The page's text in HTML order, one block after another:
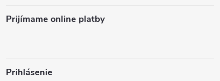
Prijímame online platby
Prihlásenie